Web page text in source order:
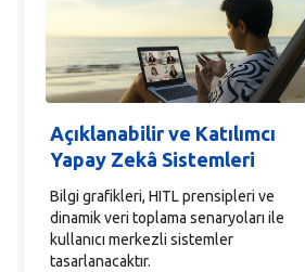
Açıklanabilir ve Katılımcı
Yapay Zekâ Sistemleri
Bilgi grafikleri, HITL prensipleri ve
dinamik veri toplama senaryoları ile
kullanıcı merkezli sistemler
tasarlanacaktır.